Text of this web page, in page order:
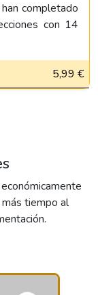
completado
con 14
5,99 €
tiempo al